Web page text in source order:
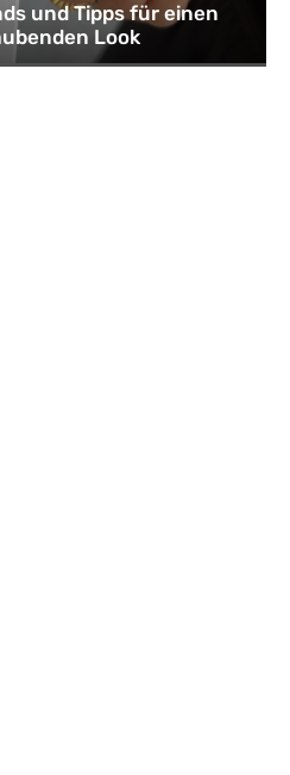
und Tipps für einen
Look